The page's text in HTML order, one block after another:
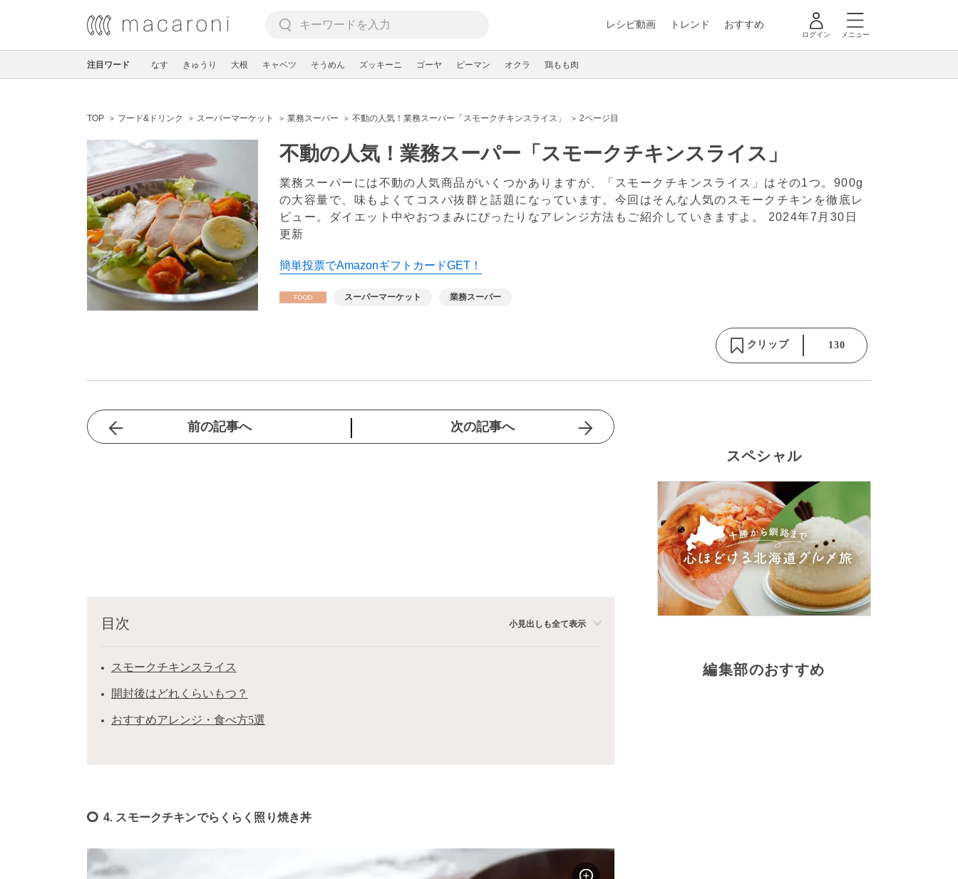
レシピ動画 トレンド おすすめ
ログイン メニュー
注目ワード なす きゅうり 大根 キャベツ そうめん ズッキーニ ゴーヤ ピーマン オクラ 鶏もも肉
TOP フード&ドリンク スーパーマーケット 業務スーパー 不動の人気！業務スーパー「スモークチキンスライス」 2ページ目
不動の人気！業務スーパー「スモークチキンスライス」
業務スーパーには不動の人気商品がいくつかありますが、「スモークチキンスライス」はその1つ。900g
の大容量で、味もよくてコスパ抜群と話題になっています。今回はそんな人気のスモークチキンを徹底レ
ビュー。ダイエット中やおつまみにぴったりなアレンジ方法もご紹介していきますよ。 2024年7月30日
更新
簡単投票でAmazonギフトカードGET！
スーパーマーケット 業務スーパー
クリップ 130
前の記事へ 次の記事へ
目次 小見出しも全て表示
スモークチキンスライス
開封後はどれくらいもつ？
おすすめアレンジ・食べ方5選
4. スモークチキンでらくらく照り焼き丼
スペシャル
編集部のおすすめ